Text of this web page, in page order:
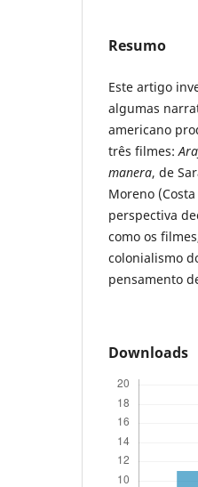
Resumo
Este artigo
algumas
americano
três filmes:
manera, de
Moreno
perspectiva
como os
colonialismo
pensamento
Downloads